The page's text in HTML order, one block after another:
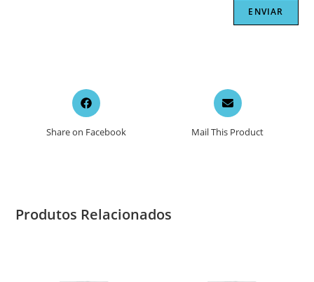
Opens
in
new
Share on Facebook
Opens
in
a
new
Mail This Product
Produtos Relacionados